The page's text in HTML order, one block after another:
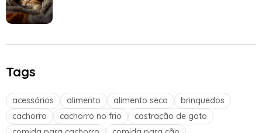
Tags
acessórios alimento alimento seco
brinquedos
cachorro
cachorro no frio
castração de gato